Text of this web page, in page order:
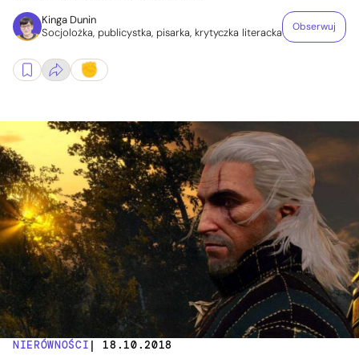
Kinga Dunin
Socjolożka, publicystka, pisarka, krytyczka literacka
Obserwuj
NIERÓWNOŚCI | 18.10.2018